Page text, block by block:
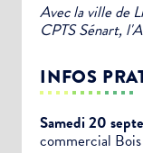
Avec la ville de
CPTS Sénart,
INFOS
Samedi 20
commercial